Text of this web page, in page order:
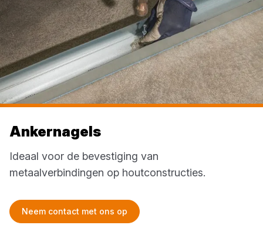
Ankernagels
Ideaal voor de bevestiging van
metaalverbindingen op houtconstructies.
Neem contact met ons op